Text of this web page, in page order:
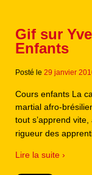
Gif sur
Enfants
Posté le 29 janvier
Cours enfants La
martial afro-
tout s’apprend
rigueur des
Lire la suite ›